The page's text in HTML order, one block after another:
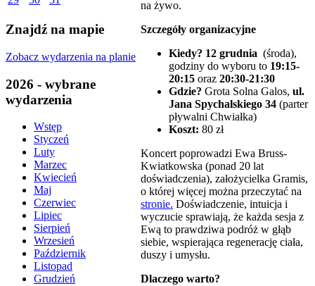
Znajdź na mapie
Zobacz wydarzenia na planie
2026 - wybrane
wydarzenia
Wstęp
Styczeń
Luty
Marzec
Kwiecień
Maj
Czerwiec
Lipiec
Sierpień
Wrzesień
Październik
Listopad
Grudzień
na żywo.
Szczegóły organizacyjne
Kiedy? 12 grudnia (środa),
godziny do wyboru to 19:15-
20:15 oraz 20:30-21:30
Gdzie? Grota Solna Galos, ul.
Jana Spychalskiego 34 (parter
pływalni Chwiałka)
Koszt: 80 zł
Koncert poprowadzi Ewa Bruss-
Kwiatkowska (ponad 20 lat
doświadczenia), założycielka Gramis,
o której więcej można przeczytać na
stronie. Doświadczenie, intuicja i
wyczucie sprawiają, że każda sesja z
Ewą to prawdziwa podróż w głąb
siebie, wspierająca regenerację ciała,
duszy i umysłu.
Dlaczego warto?